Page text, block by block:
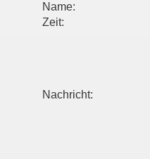
Name:
Zeit:
Nachricht: